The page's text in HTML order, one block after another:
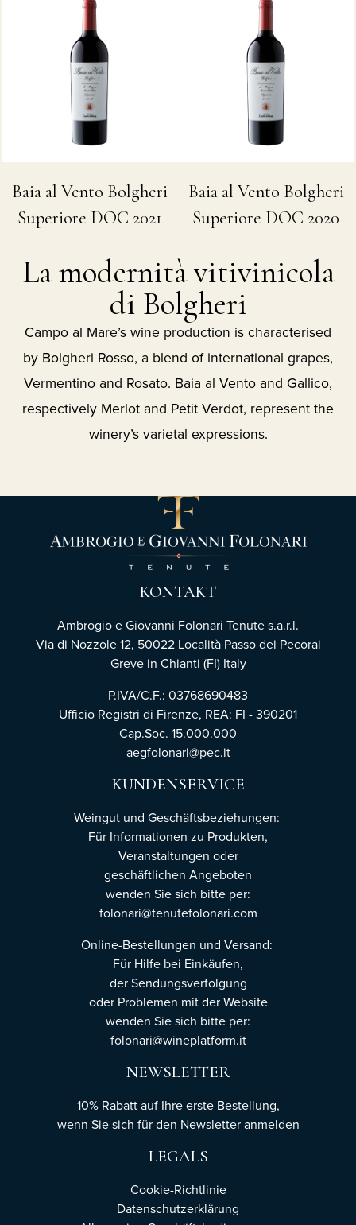
Baia al Vento Bolgheri
Superiore DOC 2021
Baia al Vento Bolgheri
Superiore DOC 2020
La modernità vitivinicola
di Bolgheri
Campo al Mare’s wine production is characterised
by Bolgheri Rosso, a blend of international grapes,
Vermentino and Rosato. Baia al Vento and Gallico,
respectively Merlot and Petit Verdot, represent the
winery’s varietal expressions.
KONTAKT
Ambrogio e Giovanni Folonari Tenute s.a.r.l.
Via di Nozzole 12, 50022 Località Passo dei Pecorai
Greve in Chianti (FI) Italy
P.IVA/C.F.: 03768690483
Ufficio Registri di Firenze, REA: FI - 390201
Cap.Soc. 15.000.000
aegfolonari@pec.it
KUNDENSERVICE
Weingut und Geschäftsbeziehungen:
Für Informationen zu Produkten,
Veranstaltungen oder
geschäftlichen Angeboten
wenden Sie sich bitte per:
folonari@tenutefolonari.com
Online-Bestellungen und Versand:
Für Hilfe bei Einkäufen,
der Sendungsverfolgung
oder Problemen mit der Website
wenden Sie sich bitte per:
folonari@wineplatform.it
NEWSLETTER
10% Rabatt auf Ihre erste Bestellung,
wenn Sie sich für den Newsletteranmelden
LEGALS
Cookie-Richtlinie
Datenschutzerklärung